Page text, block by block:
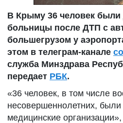
В Крыму 36 человек были
больницы после ДТП с
большегрузом у
этом в телеграм-канале
служба Минздрава
передает РБК.
«36 человек, в том числе
несовершеннолетних,
медицинские